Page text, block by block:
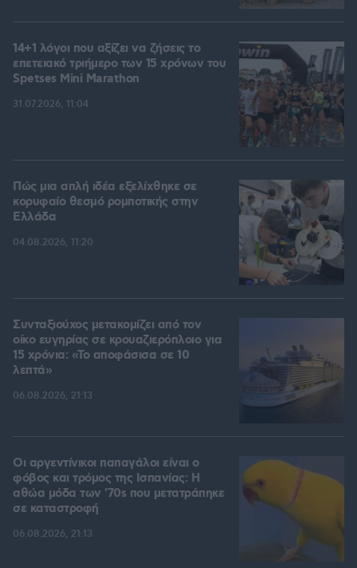
14+1 λόγοι που αξίζει να ζήσεις το
επετειακό τριήμερο των 15 χρόνων του
Spetses Mini Marathon
31.07.2026, 11:04
Πώς μια απλή ιδέα εξελίχθηκε σε
κορυφαίο θεσμό ρομποτικής στην
Ελλάδα
04.08.2026, 11:20
Συνταξιούχος μετακομίζει από τον
οίκο ευγηρίας σε κρουαζιερόπλοιο για
15 χρόνια: «Το αποφάσισα σε 10
λεπτά»
06.08.2026, 21:13
Οι αργεντίνικοι παπαγάλοι είναι ο
φόβος και τρόμος της Ισπανίας: Η
αθώα μόδα των '70s που μετατράπηκε
σε καταστροφή
06.08.2026, 21:13